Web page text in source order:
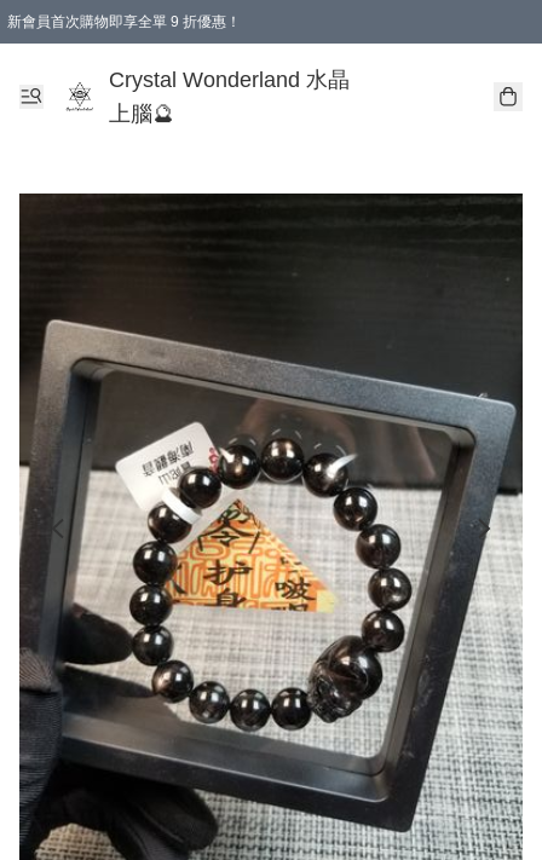
新會員首次購物即享全單 9 折優惠！
Crystal Wonderland 水晶
上腦🔮